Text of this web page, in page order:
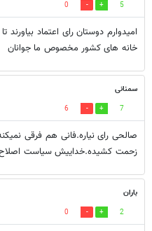
5
0
امیدوارم دوستان رای اعتماد بیاورند
خانه های کشور مخصوص ما جوانان
سمنانی
7
6
صالحی رای نیاره.فانی هم فرقی
زحمت کشیده.خداییش سیاست اصلاح
باران
2
0